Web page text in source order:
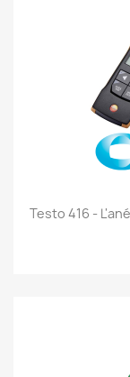
Testo 416 -